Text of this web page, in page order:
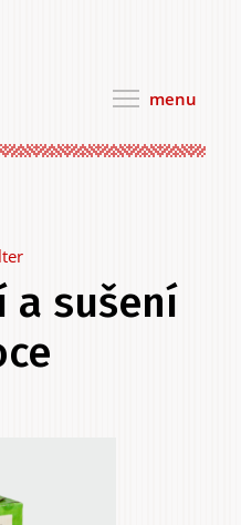
menu
a sušení